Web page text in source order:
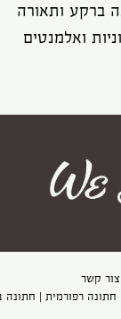
ברקע ותאורה
ואלמנטים
צור קשר
חתונה רפורמית
חתונה